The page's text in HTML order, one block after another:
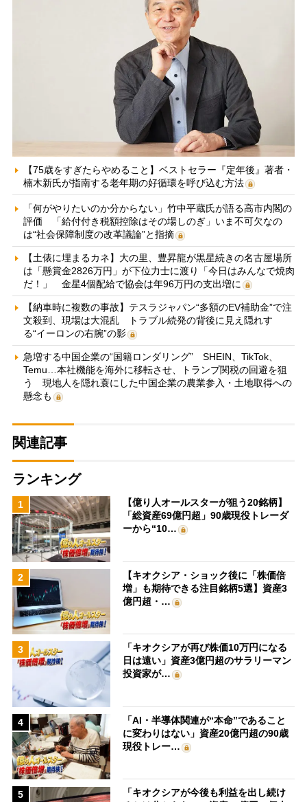
【75歳をすぎたらやめること】ベストセラー『定年後』著者・
楠木新氏が指南する老年期の好循環を呼び込む方法
「何がやりたいのか分からない」竹中平蔵氏が語る高市内閣の
評価 「給付付き税額控除はその場しのぎ」いま不可欠なの
は“社会保障制度の改革議論”と指摘
【土俵に埋まるカネ】大の里、豊昇龍が黒星続きの名古屋場所
は「懸賞金2826万円」が下位力士に渡り「今日はみんなで焼肉
だ！」 金星4個配給で協会は年96万円の支出増に
【納車時に複数の事故】テスラジャパン“多額のEV補助金”で注
文殺到、現場は大混乱 トラブル続発の背後に見え隠れす
る“イーロンの右腕”の影
急増する中国企業の“国籍ロンダリング” SHEIN、TikTok、
Temu…本社機能を海外に移転させ、トランプ関税の回避を狙
う 現地人を隠れ蓑にした中国企業の農業参入・土地取得への
懸念も
関連記事
ランキング
1
【億り人オールスターが狙う20銘柄】
「総資産69億円超」90歳現役トレーダ
ーから“10…
2
【キオクシア・ショック後に「株価倍
増」も期待できる注目銘柄5選】資産3
億円超・…
3
「キオクシアが再び株価10万円になる
日は遠い」資産3億円超のサラリーマン
投資家が…
4
「AI・半導体関連が“本命”であること
に変わりはない」資産20億円超の90歳
現役トレー…
5
「キオクシアが今後も利益を出し続け